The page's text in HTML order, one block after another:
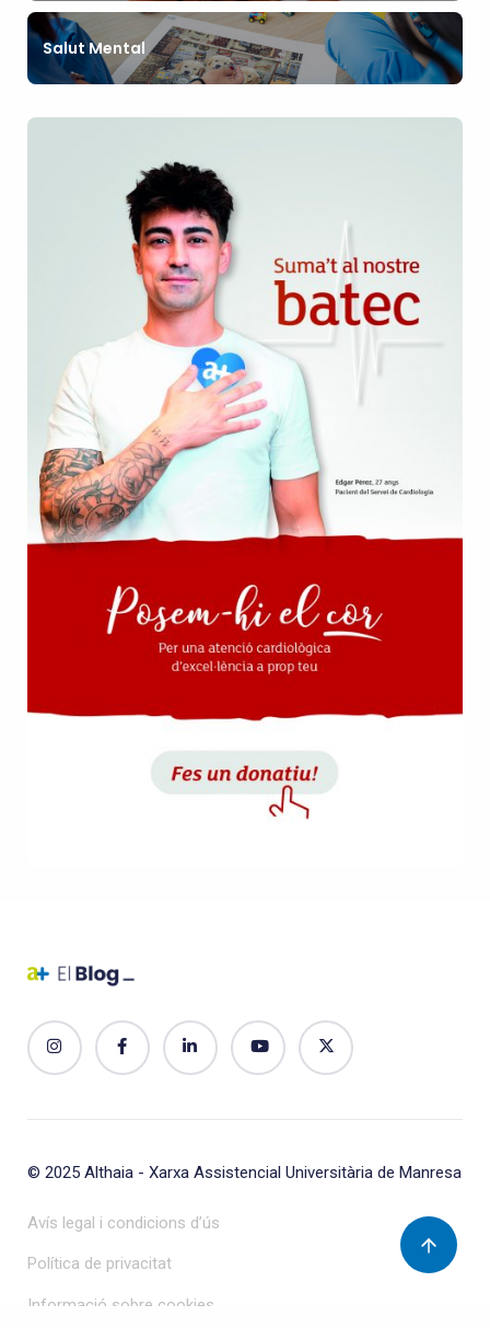
Salut Mental
© 2025 Althaia - Xarxa Assistencial Universitària de Manresa
Avís legal i condicions d’ús
Política de privacitat
Informació sobre cookies